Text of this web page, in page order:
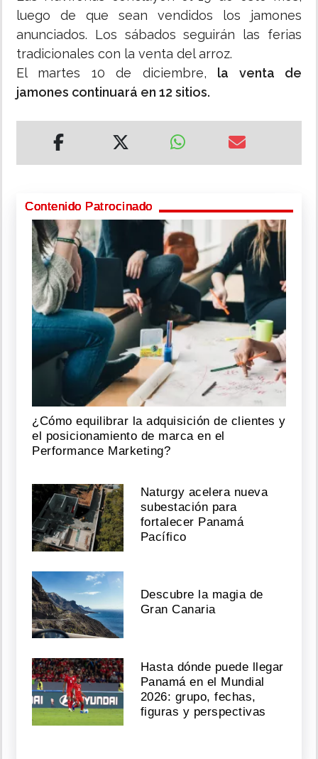
luego de que sean vendidos los jamones
anunciados. Los sábados seguirán las ferias
tradicionales con la venta del arroz.
El martes 10 de diciembre, la venta de
jamones continuará en 12 sitios.
Contenido Patrocinado
¿Cómo equilibrar la adquisición de clientes y
el posicionamiento de marca en el
Performance Marketing?
Naturgy acelera nueva
subestación para
fortalecer Panamá
Pacífico
Descubre la magia de
Gran Canaria
Hasta dónde puede llegar
Panamá en el Mundial
2026: grupo, fechas,
figuras y perspectivas